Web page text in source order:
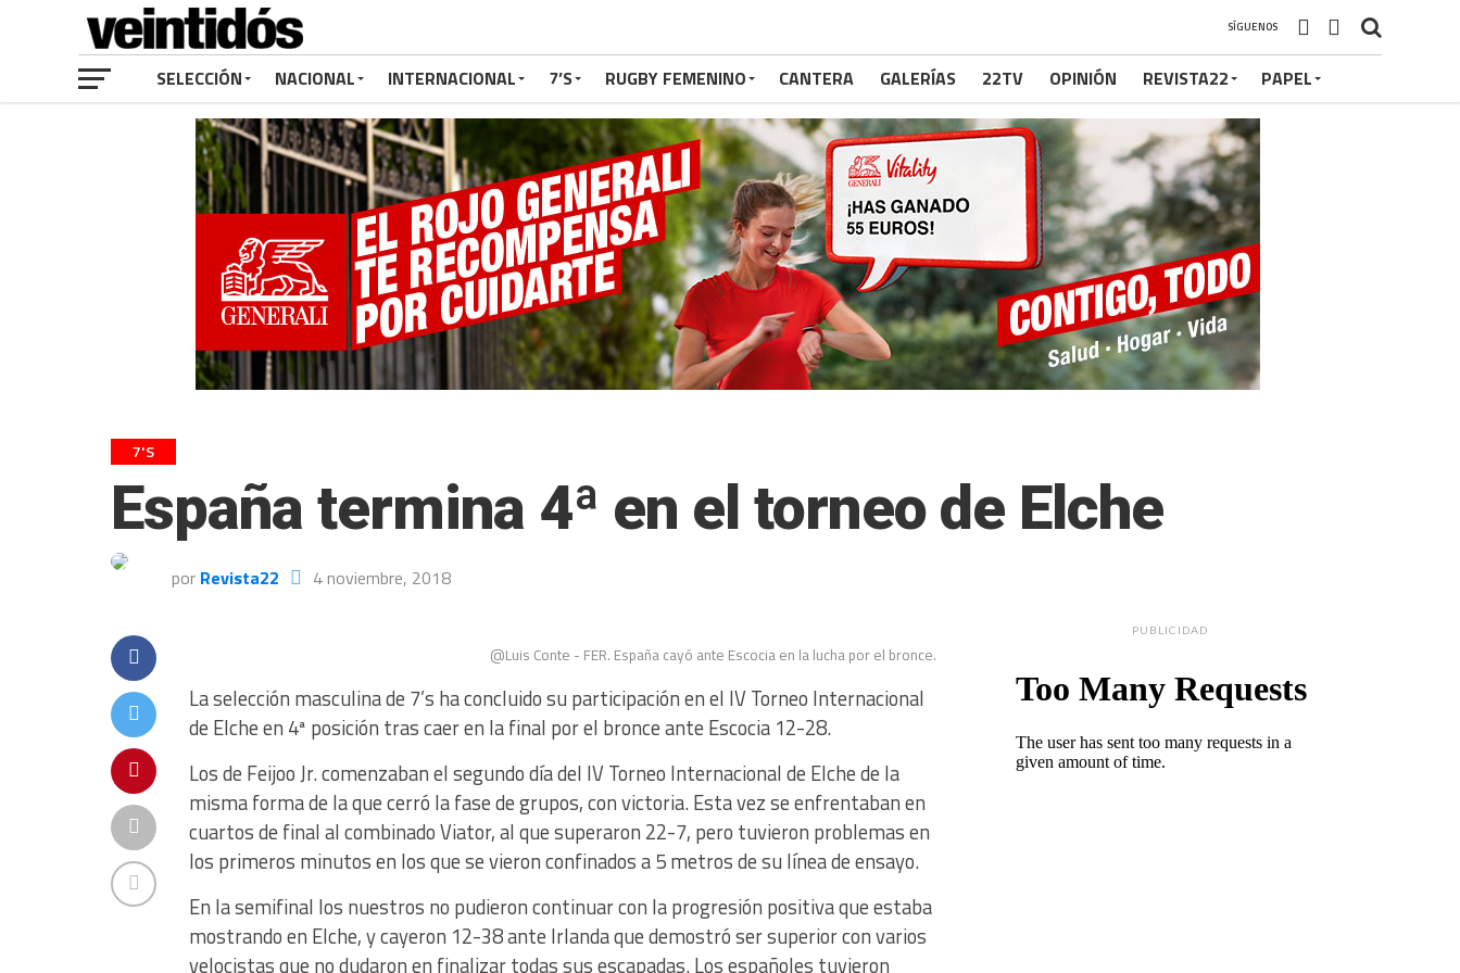
SÍGUENOS
SELECCIÓN NACIONAL INTERNACIONAL 7’S RUGBY FEMENINO CANTERA GALERÍAS 22TV OPINIÓN REVISTA22 PAPEL
7'S
España termina 4ª en el torneo de Elche
por Revista22 4 noviembre, 2018
@Luis Conte - FER. España cayó ante Escocia en la lucha por el bronce.
La selección masculina de 7’s ha concluido su participación en el IV Torneo Internacional
de Elche en 4ª posición tras caer en la final por el bronce ante Escocia 12-28.
Los de Feijoo Jr. comenzaban el segundo día del IV Torneo Internacional de Elche de la
misma forma de la que cerró la fase de grupos, con victoria. Esta vez se enfrentaban en
cuartos de final al combinado Viator, al que superaron 22-7, pero tuvieron problemas en
los primeros minutos en los que se vieron confinados a 5 metros de su línea de ensayo.
En la semifinal los nuestros no pudieron continuar con la progresión positiva que estaba
mostrando en Elche, y cayeron 12-38 ante Irlanda que demostró ser superior con varios
velocistas que no dudaron en finalizar todas sus escapadas. Los españoles tuvieron
PUBLICIDAD